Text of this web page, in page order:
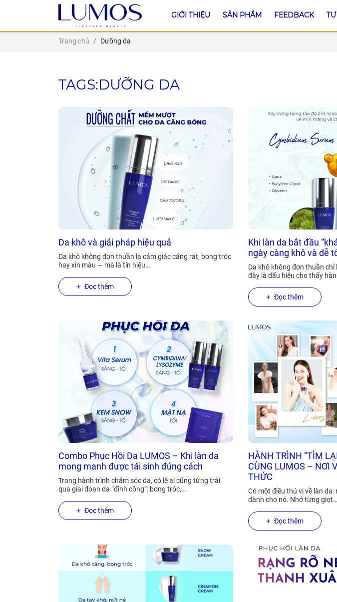
GIỚI THIỆU SẢN PHẨM FEEDBACK
Trang chủ Dưỡng da
TAGS:DƯỠNG DA
Da khô và giải pháp hiệu quả
Da khô không đơn thuần là cảm giác căng rát, bong tróc
hay xỉn màu — mà là tín hiệu…
Đọc thêm
Khi làn da bắt đầu
ngày càng khô và dễ
Da khô không đơn thuần
đây là dấu hiệu cho thấy
Đọc thêm
Combo Phục Hồi Da LUMOS – Khi làn da
mong manh được tái sinh đúng cách
Trong hành trình chăm sóc da, có lẽ ai cũng từng trải
qua giai đoạn da “đình công”: bong tróc,…
Đọc thêm
HÀNH TRÌNH “TÌM
CÙNG LUMOS – NƠI
THỨC
Có một điều thú vị về làn
dành cho nó. Nhớ từng giọt…
Đọc thêm